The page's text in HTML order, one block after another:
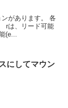
があります。 各
rは、リード可能
(e...
にしてマウン